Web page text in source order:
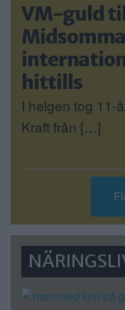
VM-guld
hittills
I helgen tog 11-
Kraft från […]